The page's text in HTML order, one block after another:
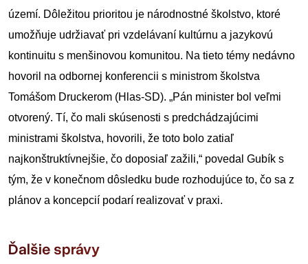
území. Dôležitou prioritou je národnostné školstvo, ktoré
umožňuje udržiavať pri vzdelávaní kultúrnu a jazykovú
kontinuitu s menšinovou komunitou. Na tieto témy nedávno
hovoril na odbornej konferencii s ministrom školstva
Tomášom Druckerom (Hlas-SD). „Pán minister bol veľmi
otvorený. Tí, čo mali skúsenosti s predchádzajúcimi
ministrami školstva, hovorili, že toto bolo zatiaľ
najkonštruktívnejšie, čo doposiaľ zažili,“ povedal Gubík s
tým, že v konečnom dôsledku bude rozhodujúce to, čo sa z
plánov a koncepcií podarí realizovať v praxi.
Ďalšie správy